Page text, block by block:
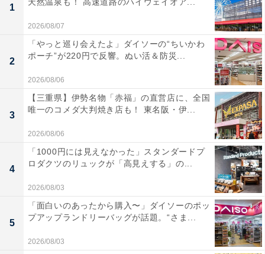
「ヒソカです。作品においての念能力がなんたるかは全
てヒソカから教わりました。『変化系はうそつき』の言
葉で同じく変化系のキルアを並べた時に納得してしまい
ました（30代・女性）」
「ビスケット＝クルーガー。大人になると分かるあの念
能力のチートさよ……現実に欲しいです！（30代・男
性）」
オーラを電気に変えるキルアや、ガムとゴム両方の性質
を併せ持つ「伸縮自在の愛（バンジーガム）」を駆使し
て戦うヒソカなど、応用力の高さや戦闘シーンの格好良
さが人気の秘密なようです。
1
2026/08/07
2
「やっと巡り会えたよ」ダイソーの“ちいかわ
ポーチ”が220円で反響。ぬい活＆防災...
2026/08/06
3
【三重県】伊勢名物「赤福」の直営店に、全国
唯一のコメダ大判焼き店も！ 東名阪・伊...
2026/08/06
4
「1000円には見えなかった」スタンダードプ
ロダクツのリュックが「高見えする」の...
2026/08/03
5
「面白いのあったから購入〜」ダイソーのポッ
プアップランドリーバッグが話題。“さま...
2026/08/03